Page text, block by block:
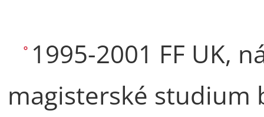
1995-2001 FF UK,
magisterské studium